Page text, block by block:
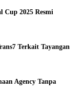
Cup 2025 Resmi
Terkait Tayangan
Agency Tanpa